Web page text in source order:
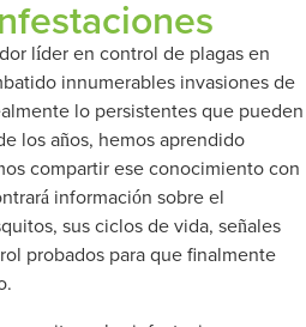
líder en control de plagas en
innumerables invasiones de
lo persistentes que pueden
los años, hemos aprendido
compartir ese conocimiento con
información sobre el
sus ciclos de vida, señales
probados para que finalmente